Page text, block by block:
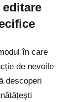
în care
de nevoile
descoperi